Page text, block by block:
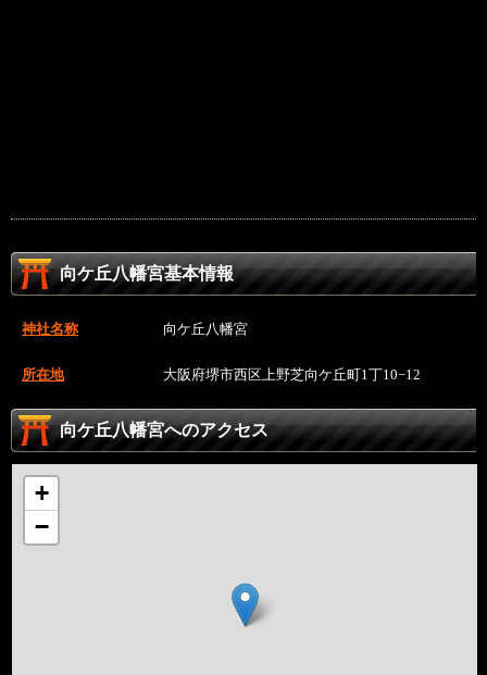
向ケ丘八幡宮基本情報
神社名称 向ケ丘八幡宮
所在地 大阪府堺市西区上野芝向ケ丘町1丁10−12
向ケ丘八幡宮へのアクセス
+
−